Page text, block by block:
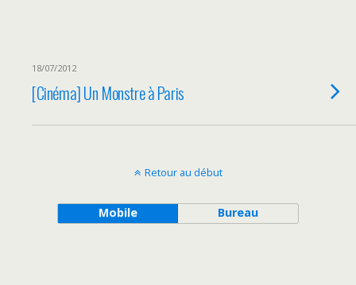
18/07/2012
[Cinéma] Un Monstre à Paris
Retour au début
Mobile Bureau